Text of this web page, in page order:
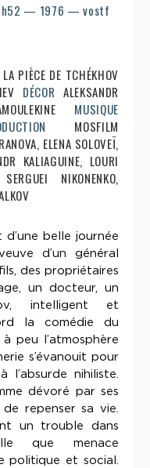
— 1976 — vostf
PIÈCE DE TCHÉKHOV
DÉCOR ALEKSANDR
MUSIQUE
MOSFILM
ELENA SOLOVEÏ,
KALIAGUINE, LOURI
NIKONENKO,
belle journée
d’un général
des propriétaires
un docteur, un
intelligent et
la comédie du
peu l’atmosphère
s’évanouit pour
l’absurde nihiliste.
dévoré par ses
repenser sa vie.
un trouble dans
que menace
politique et social.